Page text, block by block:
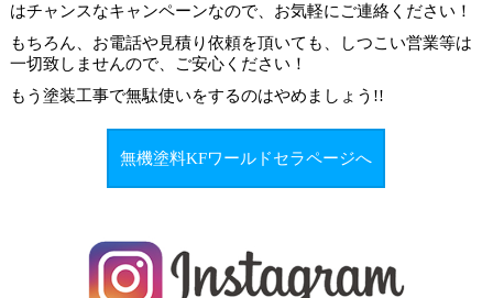
はチャンスなキャンペーンなので、お気軽にご連絡ください！
もちろん、お電話や見積り依頼を頂いても、しつこい営業等は
一切致しませんので、ご安心ください！
もう塗装工事で無駄使いをするのはやめましょう !!
無機塗料KFワールドセラページへ